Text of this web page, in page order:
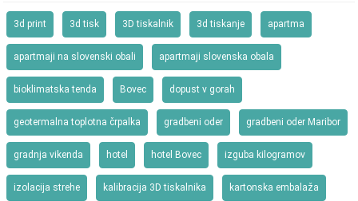
3d print 3d tisk 3D tiskalnik 3d tiskanje apartma
apartmaji na slovenski obali apartmaji slovenska obala
bioklimatska tenda Bovec dopust v gorah
geotermalna toplotna črpalka gradbeni oder gradbeni oder Maribor
gradnja vikenda hotel hotel Bovec izguba kilogramov
izolacija strehe kalibracija 3D tiskalnika kartonska embalaža